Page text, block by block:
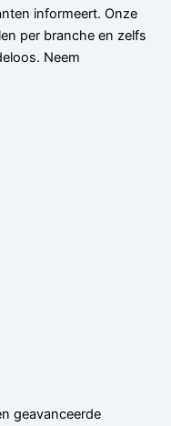
informeert. Onze
per branche en zelfs
Neem
geavanceerde